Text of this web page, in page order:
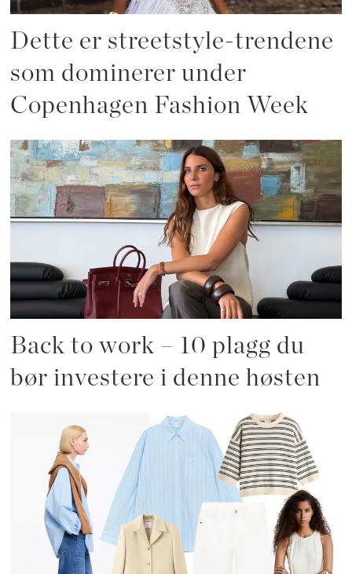
Dette er streetstyle-trendene
som dominerer under
Copenhagen Fashion Week
Back to work – 10 plagg du
bør investere i denne høsten